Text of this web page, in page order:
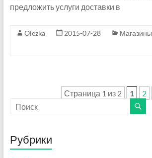
предложить услуги доставки в
Olezka 2015-07-28 Магазины
Страница 1 из 2 1 2
Рубрики